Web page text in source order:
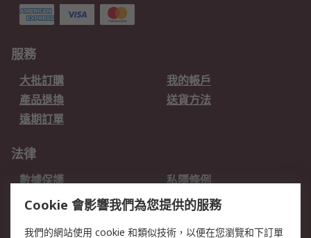
服務
大批訂購
我的帳戶
產品退換
送貨方法
遠期訂單
法律
數據保護
私隱條例
網站條款
郵件安全
Cookie 會影響我們為您提供的服務
我們的網站使用 cookie 和類似技術，以便在您瀏覽和下訂單